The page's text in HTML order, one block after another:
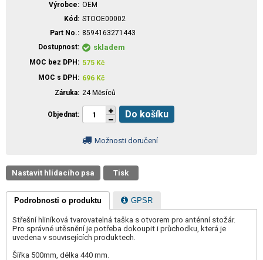
Výrobce
OEM
Kód
STOOE00002
Part No.
8594163271443
Dostupnost
skladem
MOC bez DPH 575 Kč
MOC s DPH
696 Kč
Záruka 24 Měsíců
Objednat Do košíku
Možnosti doručení
Nastavit hlídacího psa Tisk
Podrobnosti o produktu GPSR
Střešní hliníková tvarovatelná taška s otvorem pro anténní stožár.
Pro správné utěsnění je potřeba dokoupit i průchodku, která je
uvedena v souvisejících produktech.
Šířka 500mm, délka 440 mm.